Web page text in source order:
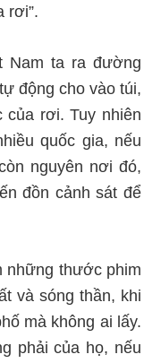
rơi”.
Nam ta ra đường
động cho vào túi,
rơi. Tuy nhiên
quốc gia, nếu
nguyên nơi đó,
đồn cảnh sát để
những thước phim
và sóng thần, khi
mà không ai lấy.
phải của họ, nếu